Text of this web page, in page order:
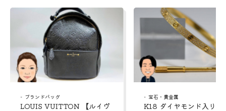
ブランドバッグ
LOUIS VUITTON 【ルイヴ
宝石・貴金属
K18 ダイヤモンド入り